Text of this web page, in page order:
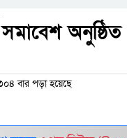
অনুষ্ঠিত
বার পড়া হয়েছে